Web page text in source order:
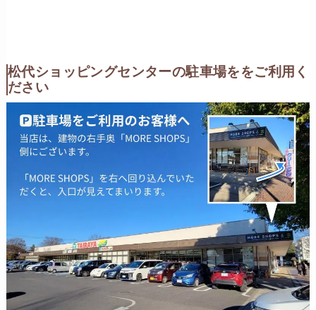
松代ショッピングセンターの駐車場ををご利用く
ださい